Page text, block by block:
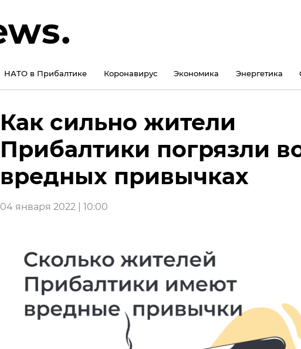
НАТО в Прибалтике Коронавирус Экономика Энергетика
Как сильно жители
Прибалтики погрязли
вредных привычках
04 января 2022 | 10:00